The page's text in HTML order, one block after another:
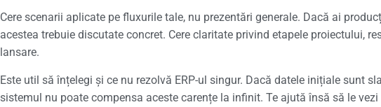
Cere scenarii aplicate pe fluxurile tale, nu prezentări generale. Dacă ai
acestea trebuie discutate concret. Cere claritate privind etapele proiectului,
lansare.
Este util să înțelegi și ce nu rezolvă ERP-ul singur. Dacă datele inițiale sunt
sistemul nu poate compensa aceste carențe la infinit. Te ajută însă să le